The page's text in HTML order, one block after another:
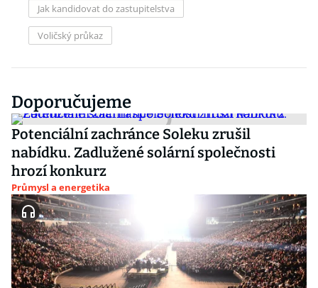
Jak kandidovat do zastupitelstva
Voličský průkaz
Doporučujeme
Potenciální zachránce Soleku zrušil
nabídku. Zadlužené solární společnosti
hrozí konkurz
Průmysl a energetika